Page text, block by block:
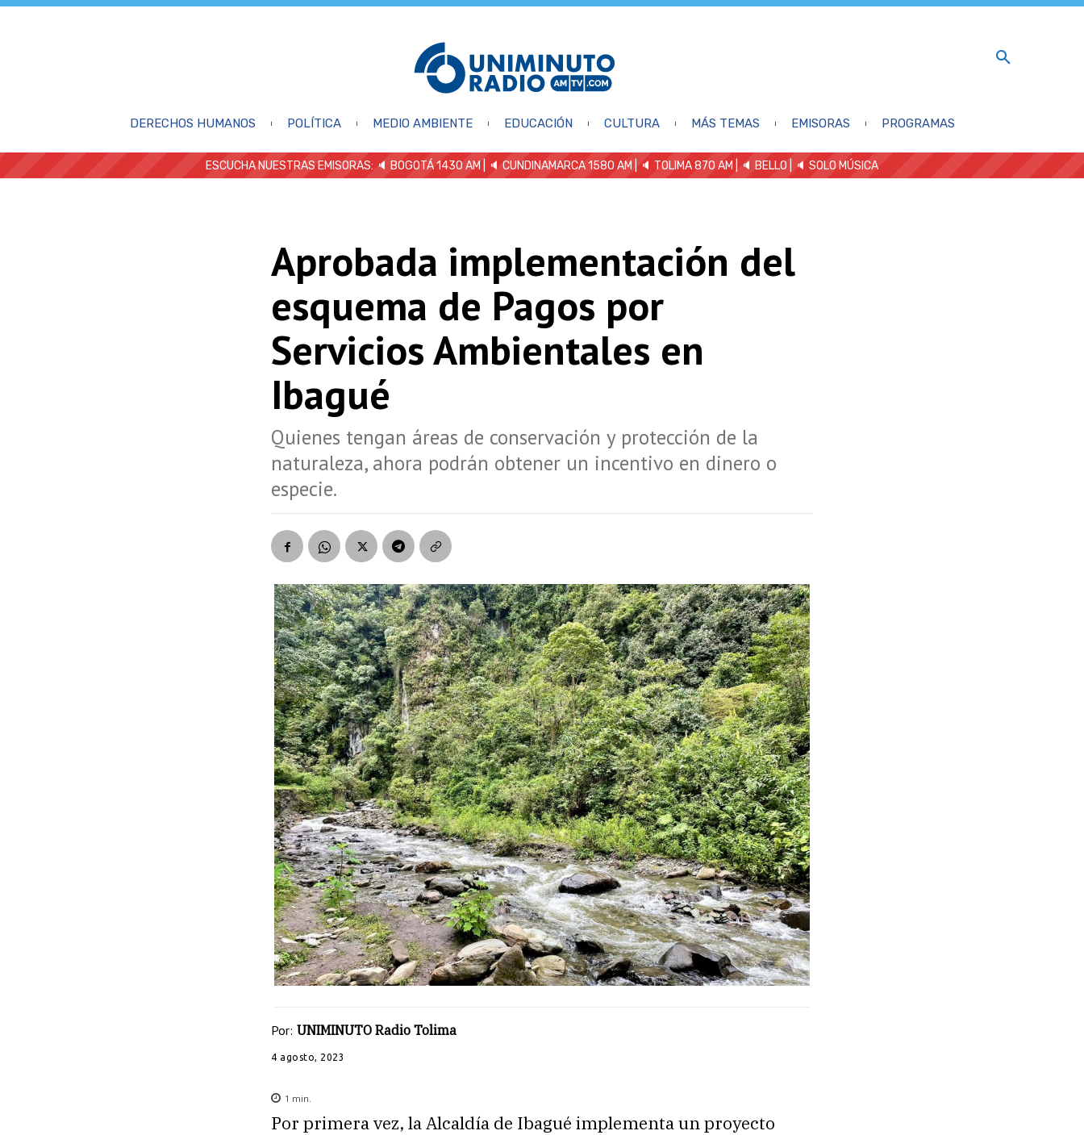
DERECHOS HUMANOS POLÍTICA MEDIO AMBIENTE EDUCACIÓN CULTURA MÁS TEMAS EMISORAS PROGRAMAS
ESCUCHA NUESTRAS EMISORAS: 🔈 BOGOTÁ 1430 AM | 🔈 CUNDINAMARCA 1580 AM | 🔈 TOLIMA 870 AM | 🔈 BELLO 🔈 SOLO MÚSICA
Aprobada implementación del
esquema de Pagos por
Servicios Ambientales en
Ibagué
Quienes tengan áreas de conservación y protección de la
naturaleza, ahora podrán obtener un incentivo en dinero o
especie.
Por: UNIMINUTO Radio Tolima
4 agosto, 2023
1 min.
Por primera vez, la Alcaldía de Ibagué implementa un proyecto